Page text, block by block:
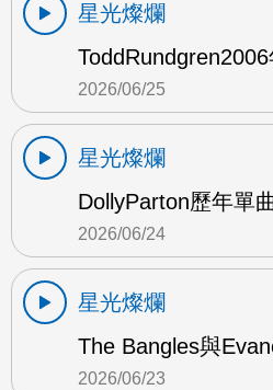
星光燦爛
2026/06/25
星光燦爛
DollyParton歷年單
2026/06/24
星光燦爛
The Bangles與
2026/06/23